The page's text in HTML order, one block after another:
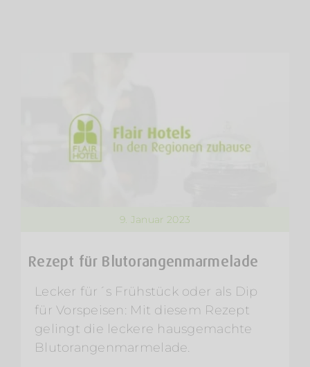
9. Januar 2023
Rezept für Blutorangenmarmelade
Lecker für´s Frühstück oder als Dip
für Vorspeisen: Mit diesem Rezept
gelingt die leckere hausgemachte
Blutorangenmarmelade.